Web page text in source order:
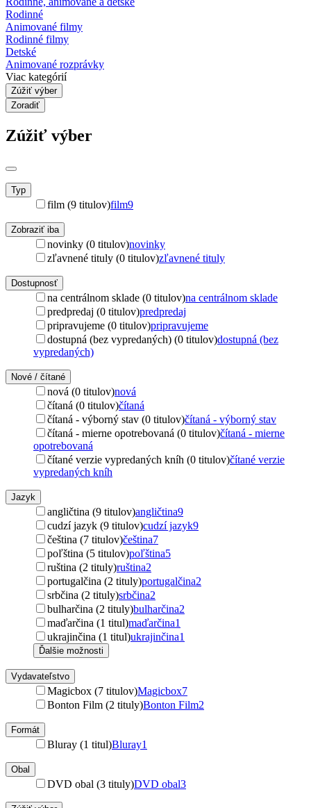
Rodinné
Animované filmy
Rodinné filmy
Detské
Animované rozprávky
Viac kategórií
Zúžiť výber
Zoradiť
Zúžiť výber
Typ
film (9 titulov)film9
Zobraziť iba
novinky (0 titulov)novinky
zľavnené tituly (0 titulov)zľavnené tituly
Dostupnosť
na centrálnom sklade (0 titulov)na centrálnom sklade
predpredaj (0 titulov)predpredaj
pripravujeme (0 titulov)pripravujeme
dostupná (bez vypredaných) (0 titulov)dostupná (bez
vypredaných)
Nové / čítané
nová (0 titulov)nová
čítaná (0 titulov)čítaná
čítaná - výborný stav (0 titulov)čítaná - výborný stav
čítaná - mierne opotrebovaná (0 titulov)čítaná - mierne
opotrebovaná
čítané verzie vypredaných kníh (0 titulov)čítané verzie
vypredaných kníh
Jazyk
angličtina (9 titulov)angličtina9
cudzí jazyk (9 titulov)cudzí jazyk9
čeština (7 titulov)čeština7
poľština (5 titulov)poľština5
ruština (2 tituly)ruština2
portugalčina (2 tituly)portugalčina2
srbčina (2 tituly)srbčina2
bulharčina (2 tituly)bulharčina2
maďarčina (1 titul)maďarčina1
ukrajinčina (1 titul)ukrajinčina1
Ďalšie možnosti
Vydavateľstvo
Magicbox (7 titulov)Magicbox7
Bonton Film (2 tituly)Bonton Film2
Formát
Bluray (1 titul)Bluray1
Obal
DVD obal (3 tituly)DVD obal3